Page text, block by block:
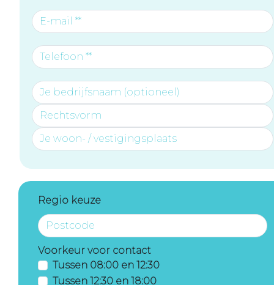
Regio keuze
Voorkeur voor contact
Tussen 08:00 en 12:30
Tussen 12:30 en 18:00